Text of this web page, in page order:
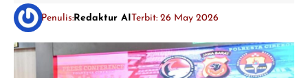
Penulis: Redaktur AITerbit: 26 May 2026